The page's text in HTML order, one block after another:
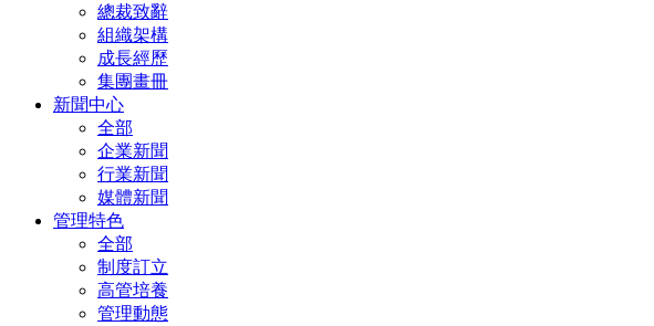
總裁致辭
組織架構
成長經歷
集團畫冊
新聞中心
全部
企業新聞
行業新聞
媒體新聞
管理特色
全部
制度訂立
高管培養
管理動態